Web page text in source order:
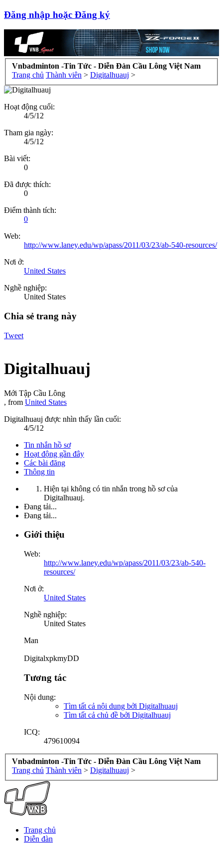
Đăng nhập hoặc Đăng ký
Vnbadminton -Tin Tức - Diễn Đàn Cầu Lông Việt Nam
Trang chủ Thành viên > Digitalhuauj >
Hoạt động cuối:
4/5/12
Tham gia ngày:
4/5/12
Bài viết:
0
Đã được thích:
0
Điểm thành tích:
0
Web:
http://www.laney.edu/wp/apass/2011/03/23/ab-540-resources/
Nơi ở:
United States
Nghề nghiệp:
United States
Chia sẻ trang này
Tweet
Digitalhuauj
Mới Tập Cầu Lông
, from United States
Digitalhuauj được nhìn thấy lần cuối:
4/5/12
Tin nhắn hồ sơ
Hoạt động gần đây
Các bài đăng
Thông tin
Hiện tại không có tin nhắn trong hồ sơ của
Digitalhuauj.
Đang tải...
Đang tải...
Giới thiệu
Web:
http://www.laney.edu/wp/apass/2011/03/23/ab-540-
resources/
Nơi ở:
United States
Nghề nghiệp:
United States
Man
DigitalxpkmyDD
Tương tác
Nội dung:
Tìm tất cả nội dung bởi Digitalhuauj
Tìm tất cả chủ đề bởi Digitalhuauj
ICQ:
479610094
Vnbadminton -Tin Tức - Diễn Đàn Cầu Lông Việt Nam
Trang chủ Thành viên > Digitalhuauj >
Trang chủ
Diễn đàn